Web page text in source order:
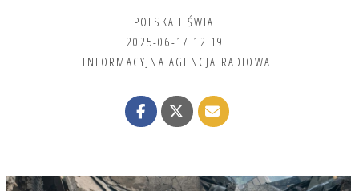
POLSKA I ŚWIAT
2025-06-17 12:19
INFORMACYJNA AGENCJA RADIOWA